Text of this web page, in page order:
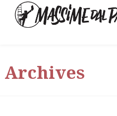
Archives